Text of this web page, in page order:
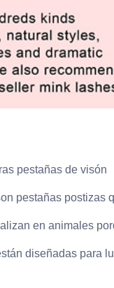
pestañas de visón
pestañas postizas
en animales
diseñadas para